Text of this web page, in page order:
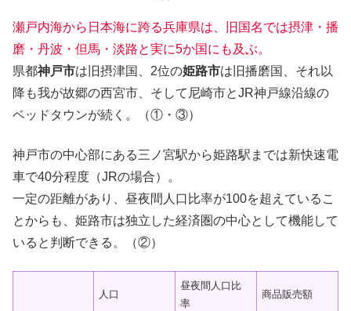
瀬戸内海から日本海に跨る兵庫県は、旧国名では摂津・播
磨・丹波・但馬・淡路と実に5か国にも及ぶ。
県都神戸市は旧摂津国、2位の姫路市は旧播磨国、それ以
降も我が故郷の西宮市、そして尼崎市とJR神戸線沿線の
ベッドタウンが続く。（①・③）
神戸市の中心部にある三ノ宮駅から姫路駅までは新快速電
車で40分程度（JRの場合）。
一定の距離があり、昼夜間人口比率が100を超えているこ
とからも、姫路市は独立した経済圏の中心として機能して
いると判断できる。（②）
人口
昼夜間人口比
率
商品販売額